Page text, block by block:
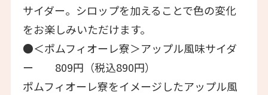
サイダー。シロップを加えることで色の変化
をお楽しみいただけます。
●＜ポムフィオーレ寮＞アップル風味サイダ
ー 809円（税込890円）
ポムフィオーレ寮をイメージしたアップル風